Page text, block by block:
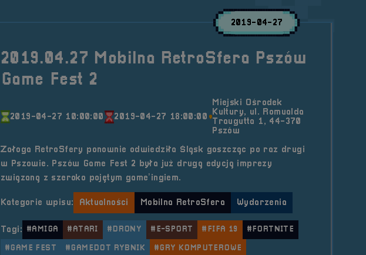
2019-04-27
2019.04.27 Mobilna RetroSfera Pszów
Game Fest 2
2019-04-27 10:00:00 2019-04-27 18:00:00
Miejski Ośrodek
Kultury, ul. Romualda
Traugutta 1, 44-370
Pszów
Załoga RetroSfery ponownie odwiedziła Śląsk goszcząc po raz drugi
w Pszowie. Pszów Game Fest 2 była już drugą edycją imprezy
związaną z szeroko pojętym game’ingiem.
Kategorie wpisu: Aktualności Mobilna RetroSfera Wydarzenia
Tagi: #AMIGA #ATARI #DRONY #E-SPORT #FIFA 19 #FORTNITE
#GAME FEST #GAMEDOT RYBNIK #GRY KOMPUTEROWE